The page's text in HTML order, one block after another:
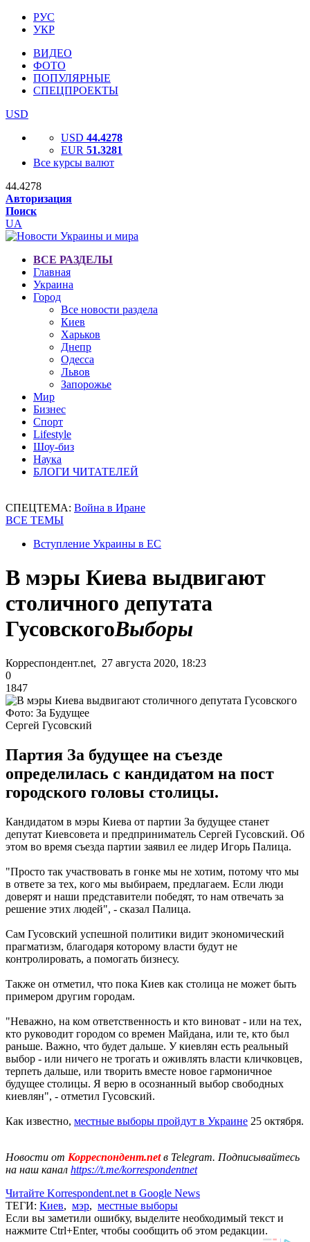
РУС
УКР
ВИДЕО
ФОТО
ПОПУЛЯРНЫЕ
СПЕЦПРОЕКТЫ
USD
USD 44.4278
EUR 51.3281
Все курсы валют
44.4278
Авторизация
Поиск
UA
ВСЕ РАЗДЕЛЫ
Главная
Украина
Город
Все новости раздела
Киев
Харьков
Днепр
Одесса
Львов
Запорожье
Мир
Бизнес
Спорт
Lifestyle
Шоу-биз
Наука
БЛОГИ ЧИТАТЕЛЕЙ
СПЕЦТЕМА: Война в Иране
ВСЕ ТЕМЫ
Вступление Украины в ЕС
В мэры Киева выдвигают
столичного депутата
ГусовскогоВыборы
Корреспондент.net, 27 августа 2020, 18:23
0
1847
Фото: За Будущее
Сергей Гусовский
Партия За будущее на съезде
определилась с кандидатом на пост
городского головы столицы.
Кандидатом в мэры Киева от партии За будущее станет
депутат Киевсовета и предприниматель Сергей Гусовский. Об
этом во время съезда партии заявил ее лидер Игорь Палица.
"Просто так участвовать в гонке мы не хотим, потому что мы
в ответе за тех, кого мы выбираем, предлагаем. Если люди
доверят и наши представители победят, то нам отвечать за
решение этих людей", - сказал Палица.
Сам Гусовский успешной политики видит экономический
прагматизм, благодаря которому власти будут не
контролировать, а помогать бизнесу.
Также он отметил, что пока Киев как столица не может быть
примером другим городам.
"Неважно, на ком ответственность и кто виноват - или на тех,
кто руководит городом со времен Майдана, или те, кто был
раньше. Важно, что будет дальше. У киевлян есть реальный
выбор - или ничего не трогать и оживлять власти кличковцев,
терпеть дальше, или творить вместе новое гармоничное
будущее столицы. Я верю в осознанный выбор свободных
киевлян", - отметил Гусовский.
Как известно, местные выборы пройдут в Украине 25 октября.
Новости от Корреспондент.netв Telegram. Подписывайтесь
на наш канал https://t.me/korrespondentnet
Читайте Korrespondent.net в Google News
ТЕГИ: Киев, мэр, местные выборы
Если вы заметили ошибку, выделите необходимый текст и
нажмите Ctrl+Enter, чтобы сообщить об этом редакции.